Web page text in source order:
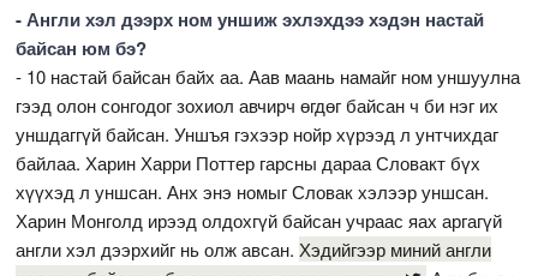
- Англи хэл дээрх ном уншиж эхлэхдээ хэдэн настай
байсан юм бэ?
- 10 настай байсан байх аа. Аав маань намайг ном уншуулна
гээд олон сонгодог зохиол авчирч өгдөг байсан ч би нэг их
уншдаггүй байсан. Уншъя гэхээр нойр хүрээд л унтчихдаг
байлаа. Харин Харри Поттер гарсны дараа Словакт бүх
хүүхэд л уншсан. Анх энэ номыг Словак хэлээр уншсан.
Харин Монголд ирээд олдохгүй байсан учраас яах аргагүй
англи хэл дээрхийг нь олж авсан. Хэдийгээр миний англи